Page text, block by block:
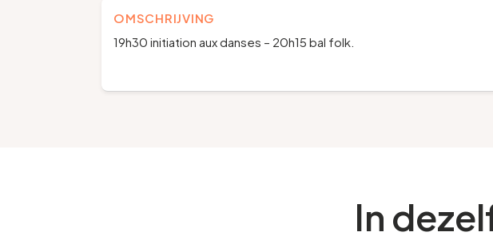
OMSCHRIJVING
19h30 initiation aux danses – 20h15 bal folk.
In